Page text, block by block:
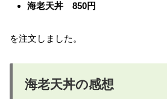
海老天丼 850円
を注文しました。
海老天丼の感想